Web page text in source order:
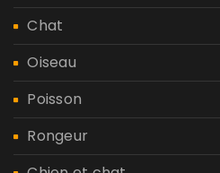
Chat
Oiseau
Poisson
Rongeur